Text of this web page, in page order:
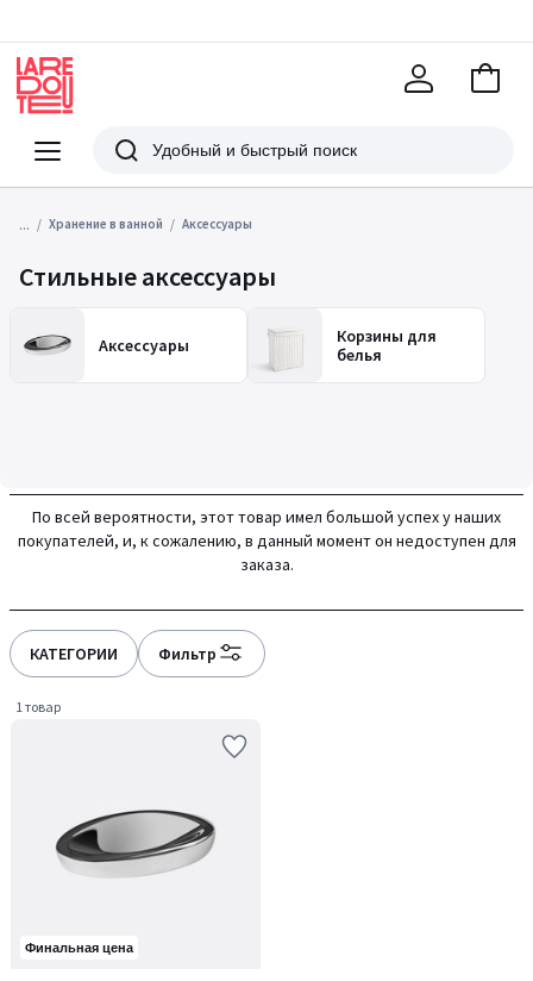
Меню
Redoute
Поиск
В
... Хранение в ванной Аксессуары
Стильные аксессуары
Аксессуары
Корзины для
белья
По всей вероятности, этот товар имел большой успех у наших
покупателей, и, к сожалению, в данный момент он недоступен для
заказа.
КАТЕГОРИИ Фильтр
1 товар
Финальная цена